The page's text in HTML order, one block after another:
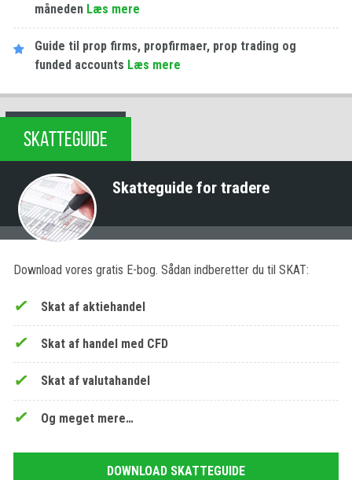
måneden Læs mere
Guide til prop firms, propfirmaer, prop trading og
funded accounts Læs mere
SKATTEGUIDE
Skatteguide for tradere
Download vores gratis E-bog. Sådan indberetter du til SKAT:
Skat af aktiehandel
Skat af handel med CFD
Skat af valutahandel
Og meget mere…
DOWNLOAD SKATTEGUIDE